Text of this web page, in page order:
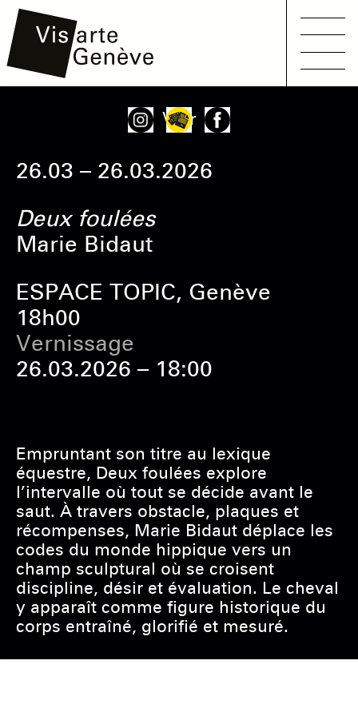
principal
Voir
26.03 – 26.03.2026
Deux foulées
Marie Bidaut
ESPACE TOPIC, Genève
18h00
Vernissage
26.03.2026 – 18:00
Empruntant son titre au lexique
équestre, Deux foulées explore
l’intervalle où tout se décide avant le
saut. À travers obstacle, plaques et
récompenses, Marie Bidaut déplace les
codes du monde hippique vers un
champ sculptural où se croisent
discipline, désir et évaluation. Le cheval
y apparaît comme figure historique du
corps entraîné, glorifié et mesuré.